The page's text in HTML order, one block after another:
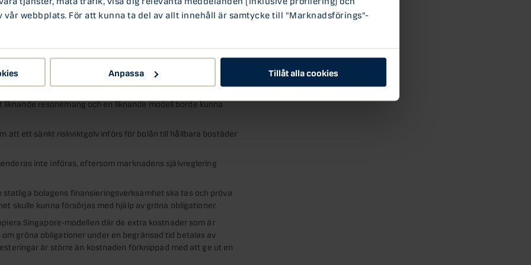
vår webbplats. För att kunna ta del av allt innehåll är samtycke till "Marknadsförings"-
Anpassa Tillåt alla cookies
genom att en utökad direktåtkomst till
införs.
säkerhet i hållbara tillgångar genom att en struktur för
fram av Finansinspektionen. Som exempel nämns att
till ”gröna kommersiella fastigheter”.
för gröna obligationer bör genomföras då gröna
resonemang och en liknande modell borde kunna
att ett sänkt riskviktgolv införs för bolån till hållbara bostäder
inte införas, eftersom marknadens självreglering
bolagens finansieringsverksamhet ska tas och pröva
skulle kunna försörjas med hjälp av gröna obligationer.
Singapore-modellen där de extra kostnader som är
gröna obligationer under en begränsad tid betalas av
är större än kostnaden förknippad med att ge ut en